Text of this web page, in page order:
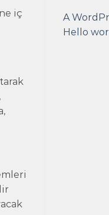
iç
A
Hello